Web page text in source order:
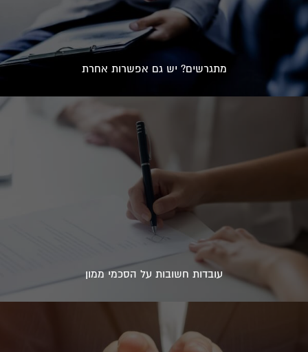
מתגרשים? יש גם אפשרות אחרת
עובדות חשובות על הסכמי ממון